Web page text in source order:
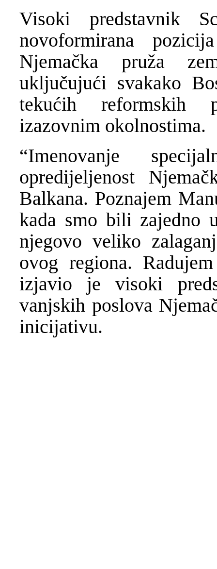
Visoki predstavnik
novoformirana
Njemačka pruža
uključujući svakako
tekućih reformskih
izazovnim okolnostima.
“Imenovanje
opredijeljenost
Balkana. Poznajem
kada smo bili zajedno
njegovo veliko
ovog regiona.
izjavio je visoki
vanjskih poslova
inicijativu.